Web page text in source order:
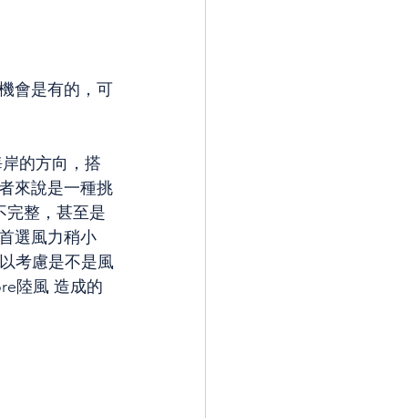
會是有的，可
的方向，搭
來說是一種挑
完整，甚至是
選風力稍小
考慮是不是風
陸風 造成的